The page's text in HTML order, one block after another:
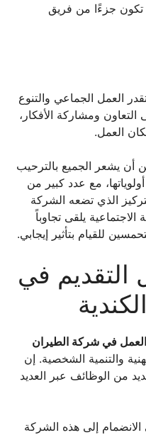
تكون جزءًا من فريق
العمل الجماعي والتنوع
التعاون ومشاركة الأفكار،
العمل.
أن يشعر الجميع بالترحيب
مع عدد كبير من
الذي تضعه الشركة
يلقى تجاوباً
للقيام بتأثير إيجابي.
التقديم في
في شركة الطيران
والتنمية الشخصية. إن
من الوظائف عبر العديد
إلى هذه الشركة